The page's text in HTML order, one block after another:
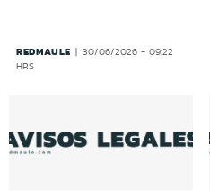
REDMAULE
30/06/2026 - 09:22
HRS